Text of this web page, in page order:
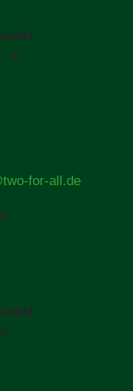
61
for-all.de